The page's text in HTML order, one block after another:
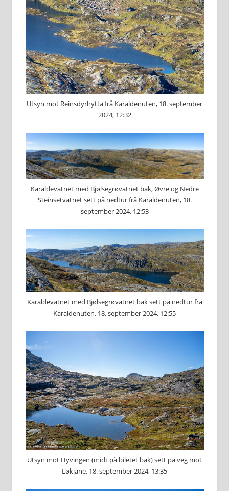
Utsyn mot Reinsdyrhytta frå Karaldenuten, 18. september
2024, 12:32
Karaldevatnet med Bjølsegrøvatnet bak, Øvre og Nedre
Steinsetvatnet sett på nedtur frå Karaldenuten, 18.
september 2024, 12:53
Karaldevatnet med Bjølsegrøvatnet bak sett på nedtur frå
Karaldenuten, 18. september 2024, 12:55
Utsyn mot Hyvingen (midt på biletet bak) sett på veg mot
Løkjane, 18. september 2024, 13:35